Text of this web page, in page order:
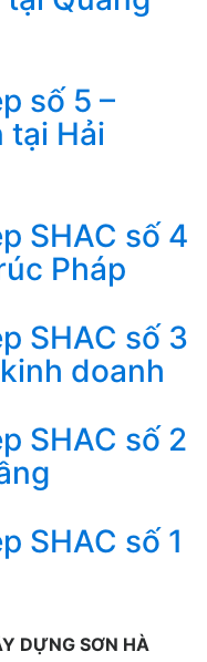
số 5 –
tại Hải
SHAC số 4
Pháp
SHAC số 3
doanh
SHAC số 2
SHAC số 1
DỰNG SƠN HÀ